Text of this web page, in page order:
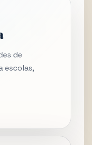
de
escolas,